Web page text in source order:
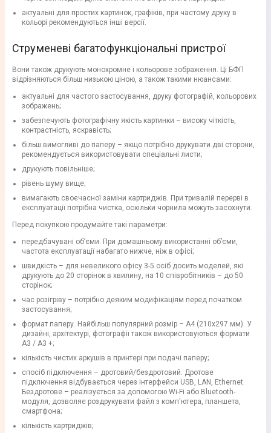
актуальні для простих картинок, графіків, при частому друку в
кольорі рекомендуються інші версії.
Струменеві багатофункціональні пристрої
Вони також друкують монохромне і кольорове зображення. Ці БФП
відрізняються більш низькою ціною, а також такими нюансами:
актуальні для частого застосування, друку фотографій, кольорових
зображень;
забезпечують фотографічну якість картинки – високу чіткість,
контрастність, яскравість;
більш вимогливі до паперу – якщо потрібно друкувати дві сторони,
рекомендується використовувати спеціальні листи;
друкують повільніше;
рівень шуму вище;
вимагають своєчасної заміни картриджів. При тривалій перерві в
експлуатації потрібна чистка, оскільки чорнила можуть засохнути.
Перед покупкою продумайте такі параметри:
передбачувані об’єми. При домашньому використанні об’єми,
частота експлуатації набагато нижче, ніж в офісі;
швидкість – для невеликого офісу 3-5 осіб досить моделей, які
друкують до 20 сторінок в хвилину, на 10 співробітників – до 50
сторінок;
час розігріву – потрібно деяким модифікаціям перед початком
застосування;
формат паперу. Найбільш популярний розмір – А4 (210x297 мм). У
дизайні, архітектурі, фотографії також використовуються формати
А3 / А3 +;
кількість чистих аркушів в принтері при подачі паперу;
спосіб підключення – дротовий/бездротовий. Дротове
підключення відбувається через інтерфейси USB, LAN, Ethernet.
Бездротове – реалізується за допомогою Wi-Fi або Bluetooth-
модуля, дозволяє роздрукувати файл з комп'ютера, планшета,
смартфона;
кількість картриджів;